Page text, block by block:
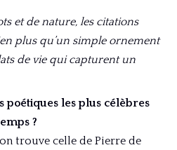
et de nature, les citations
plus qu’un simple ornement
de vie qui capturent un
poétiques les plus célèbres
?
trouve celle de Pierre de